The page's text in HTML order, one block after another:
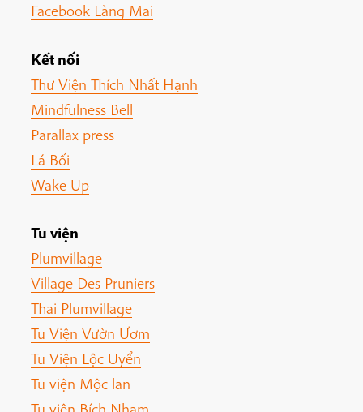
Facebook Làng Mai
Kết nối
Thư Viện Thích Nhất Hạnh
Mindfulness Bell
Parallax press
Lá Bối
Wake Up
Tu viện
Plumvillage
Village Des Pruniers
Thai Plumvillage
Tu Viện Vườn Ươm
Tu Viện Lộc Uyển
Tu viện Mộc lan